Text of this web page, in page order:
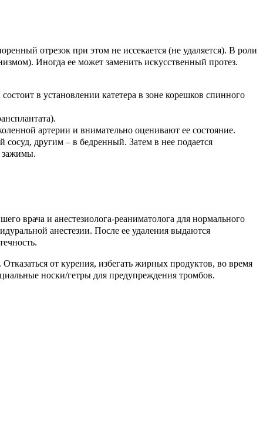
отрезок при этом не иссекается (не удаляется). В роли
Иногда ее может заменить искусственный протез.
в установлении катетера в зоне корешков спинного
артерии и внимательно оценивают ее состояние.
другим – в бедренный. Затем в нее подается
зажимы.
врача и анестезиолога-реаниматолога для нормального
анестезии. После ее удаления выдаются
от курения, избегать жирных продуктов, во время
носки/гетры для предупреждения тромбов.